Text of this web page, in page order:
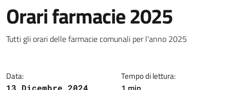
Orari farmacie 2025
Notizia
Tutti gli orari delle farmacie comunali per l'anno 2025
Data:
13 Dicembre 2024
Tempo di lettura: